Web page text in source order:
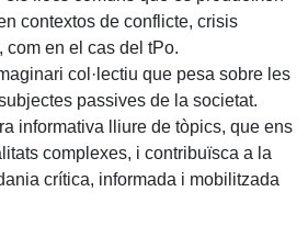
contextos de conflicte, crisis
com en el cas del tPo.
col·lectiu que pesa sobre les
passives de la societat.
informativa lliure de tòpics, que ens
complexes, i contribuïsca a la
crítica, informada i mobilitzada